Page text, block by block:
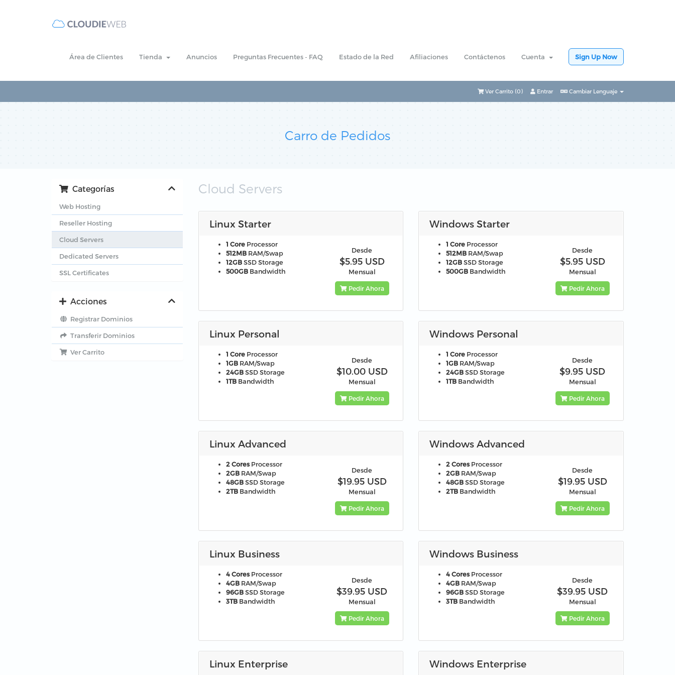
Área de Clientes Tienda Anuncios Preguntas Frecuentes - FAQ Estado de la Red Afiliaciones Contáctenos Cuenta Sign Up Now
Cambiar Lenguaje
Entrar
Ver Carrito (0)
Carro de Pedidos
Cloud Servers
Categorías
Web Hosting
Reseller Hosting
Cloud Servers
Dedicated Servers
SSL Certificates
Acciones
Registrar Dominios
Transferir Dominios
Ver Carrito
Linux Starter
1 CoreProcessor
512MBRAM/Swap
12GBSSD Storage
500GBBandwidth
Desde
$5.95 USD
Mensual
Pedir Ahora
Windows Starter
1 Core Processor
512MB RAM/Swap
12GB SSD Storage
500GB Bandwidth
Desde
$5.95 USD
Mensual
Pedir Ahora
Linux Personal
1 CoreProcessor
1GBRAM/Swap
24GBSSD Storage
1TBBandwidth
Desde
$10.00 USD
Mensual
Pedir Ahora
Windows Personal
1 Core Processor
1GB RAM/Swap
24GB SSD Storage
1TB Bandwidth
Desde
$9.95 USD
Mensual
Pedir Ahora
Linux Advanced
2 CoresProcessor
2GBRAM/Swap
48GBSSD Storage
2TBBandwidth
Desde
$19.95 USD
Mensual
Pedir Ahora
Windows Advanced
2 Cores Processor
2GB RAM/Swap
48GB SSD Storage
2TB Bandwidth
Desde
$19.95 USD
Mensual
Pedir Ahora
Linux Business
4 CoresProcessor
4GBRAM/Swap
96GBSSD Storage
3TBBandwidth
Desde
$39.95 USD
Mensual
Pedir Ahora
Windows Business
4 Cores Processor
4GB RAM/Swap
96GB SSD Storage
3TB Bandwidth
Desde
$39.95 USD
Mensual
Pedir Ahora
Linux Enterprise Windows Enterprise